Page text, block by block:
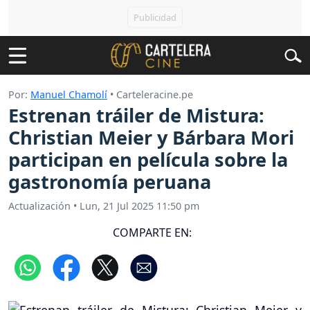
Por: Manuel Chamolí • Carteleracine.pe
Estrenan tráiler de Mistura:
Christian Meier y Bárbara Mori
participan en película sobre la
gastronomía peruana
Actualización • Lun, 21 Jul 2025 11:50 pm
COMPARTE EN: